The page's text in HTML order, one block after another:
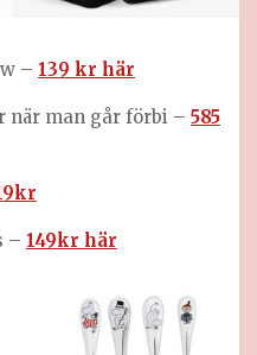
– 139 kr här
när man går förbi – 585
– 149kr här